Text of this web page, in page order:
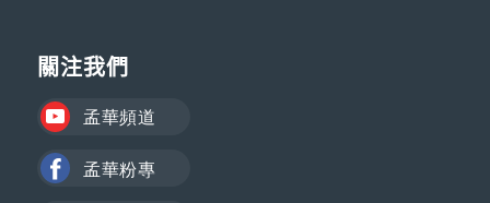
關注我們